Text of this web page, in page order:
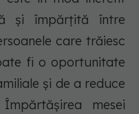
și împărțită între
care trăiesc
fi o oportunitate
și de a reduce
mesei